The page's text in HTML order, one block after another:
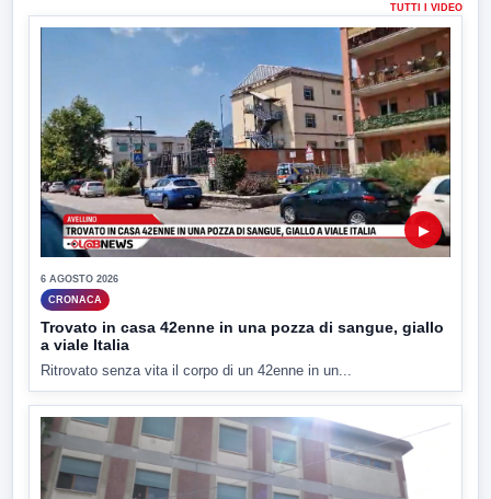
TUTTI I VIDEO
▶
6 AGOSTO 2026
CRONACA
Trovato in casa 42enne in una pozza di sangue, giallo
a viale Italia
Ritrovato senza vita il corpo di un 42enne in un...